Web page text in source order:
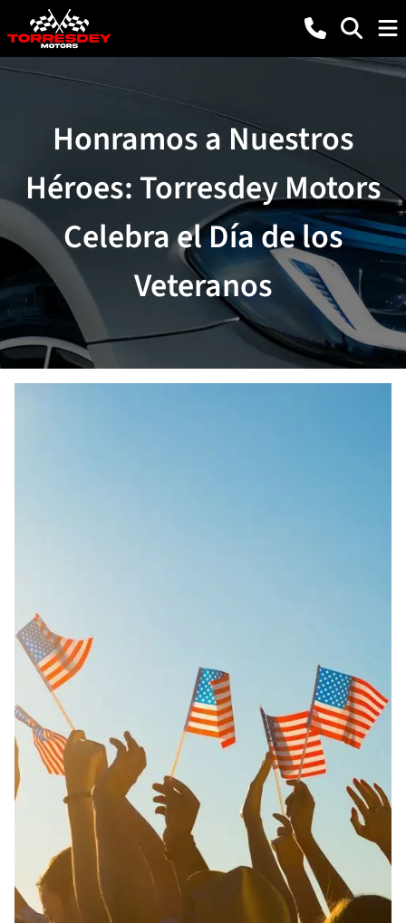
Honramos a Nuestros
Héroes: Torresdey Motors
Celebra el Día de los
Veteranos